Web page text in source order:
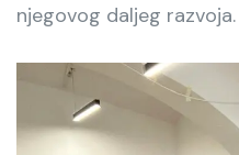
njegovog daljeg razvoja.